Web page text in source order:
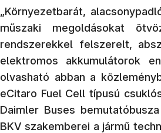
„Környezetbarát,
műszaki megoldásokat
rendszerekkel felszerelt,
elektromos akkumulátorok
olvasható abban a
eCitaro Fuel Cell típusú
Daimler Buses
BKV szakemberei a jármű